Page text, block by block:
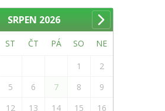
SRPEN 2026
ST ČT PÁ SO NE
1
2
5 6 7 8
9
12 13 14 15
16